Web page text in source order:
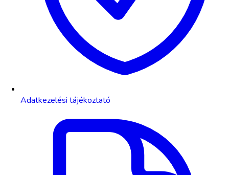
Adatkezelési tájékoztató